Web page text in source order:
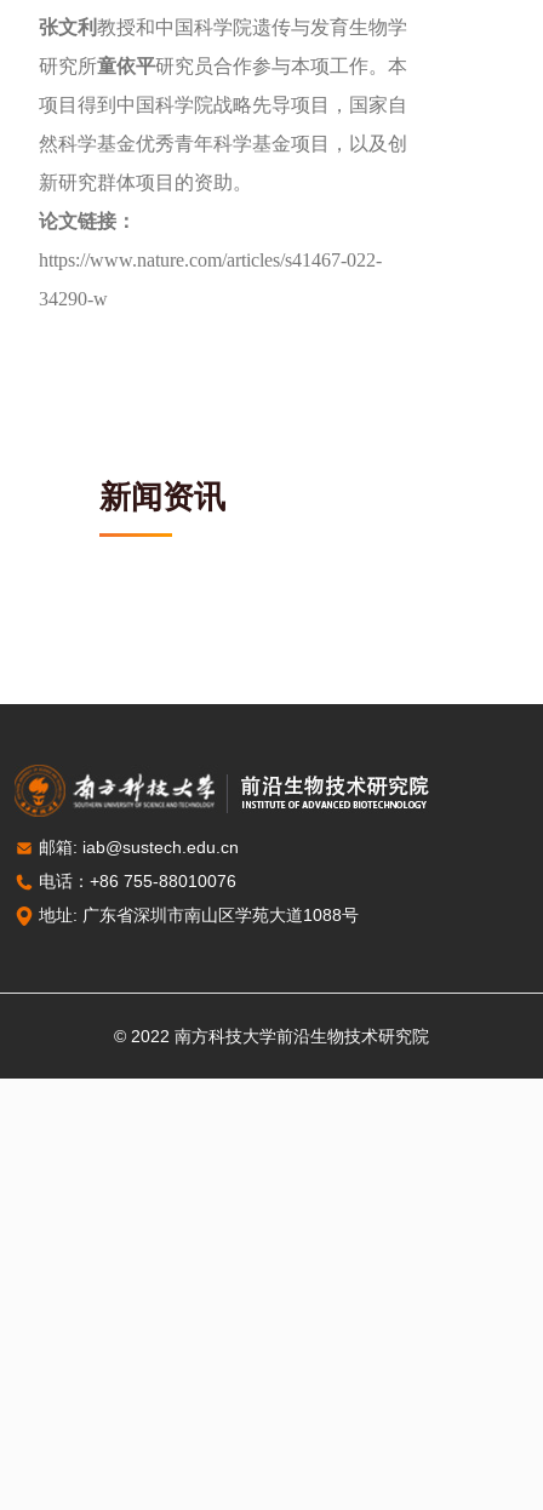
新闻资讯
张文利 教授和中国科学院遗传与发育生物学
研究所童依平研究员合作参与本项工作。本
项目得到中国科学院战略先导项目，国家自
然科学基金优秀青年科学基金项目，以及创
新研究群体项目的资助。
论文链接：
https://www.nature.com/articles/s41467-022-
34290-w
邮箱: iab@sustech.edu.cn
电话：+86 755-88010076
地址: 广东省深圳市南山区学苑大道1088号
© 2022 南方科技大学前沿生物技术研究院